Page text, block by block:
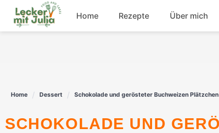
Skip
content
Home Rezepte
Rindfleisch
Dessert
Über mich
Home Dessert Schokolade und gerösteter Buchweizen Plätzchen
SCHOKOLADE UND GERÖSTETER BUCHWEIZEN